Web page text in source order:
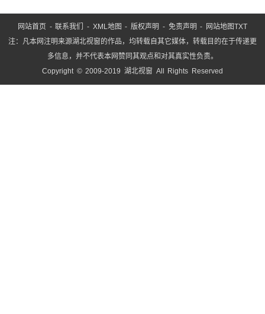
网站首页 -联系我们 - XML地图 -版权声明 - 免责声明 - 网站地图TXT
注：凡本网注明来源湖北视窗的作品，均转载自其它媒体，转载目的在于传递更
多信息，并不代表本网赞同其观点和对其真实性负责。
Copyright © 2009-2019 湖北视窗 All Rights Reserved